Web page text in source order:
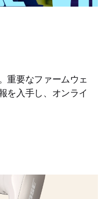
重要なファームウェ
を入手し、オンライ